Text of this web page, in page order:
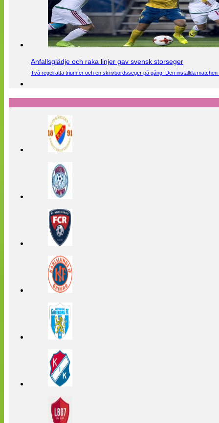
Anfallsglädje och raka linjer gav svensk storseger
Två regelrätta triumfer och en skrivbordsseger på gång. Den inställda